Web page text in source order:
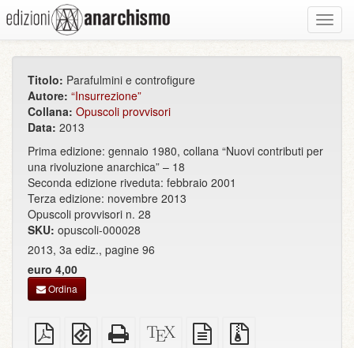
Titolo: Parafulmini e controfigure
Autore: “Insurrezione”
Collana: Opuscoli provvisori
Data: 2013
Prima edizione: gennaio 1980, collana “Nuovi contributi per
una rivoluzione anarchica” – 18
Seconda edizione riveduta: febbraio 2001
Terza edizione: novembre 2013
Opuscoli provvisori n. 28
SKU: opuscoli-000028
2013, 3a ediz., pagine 96
euro 4,00
Ordina
PDF
semplice
EPUB
(per
HTML
completo
Sorgenti
XeLaTeX
sorgente